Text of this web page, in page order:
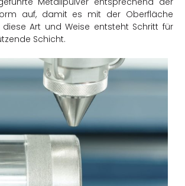
auf, damit es mit der Oberfläche
diese Art und Weise entsteht Schritt für
Schicht.